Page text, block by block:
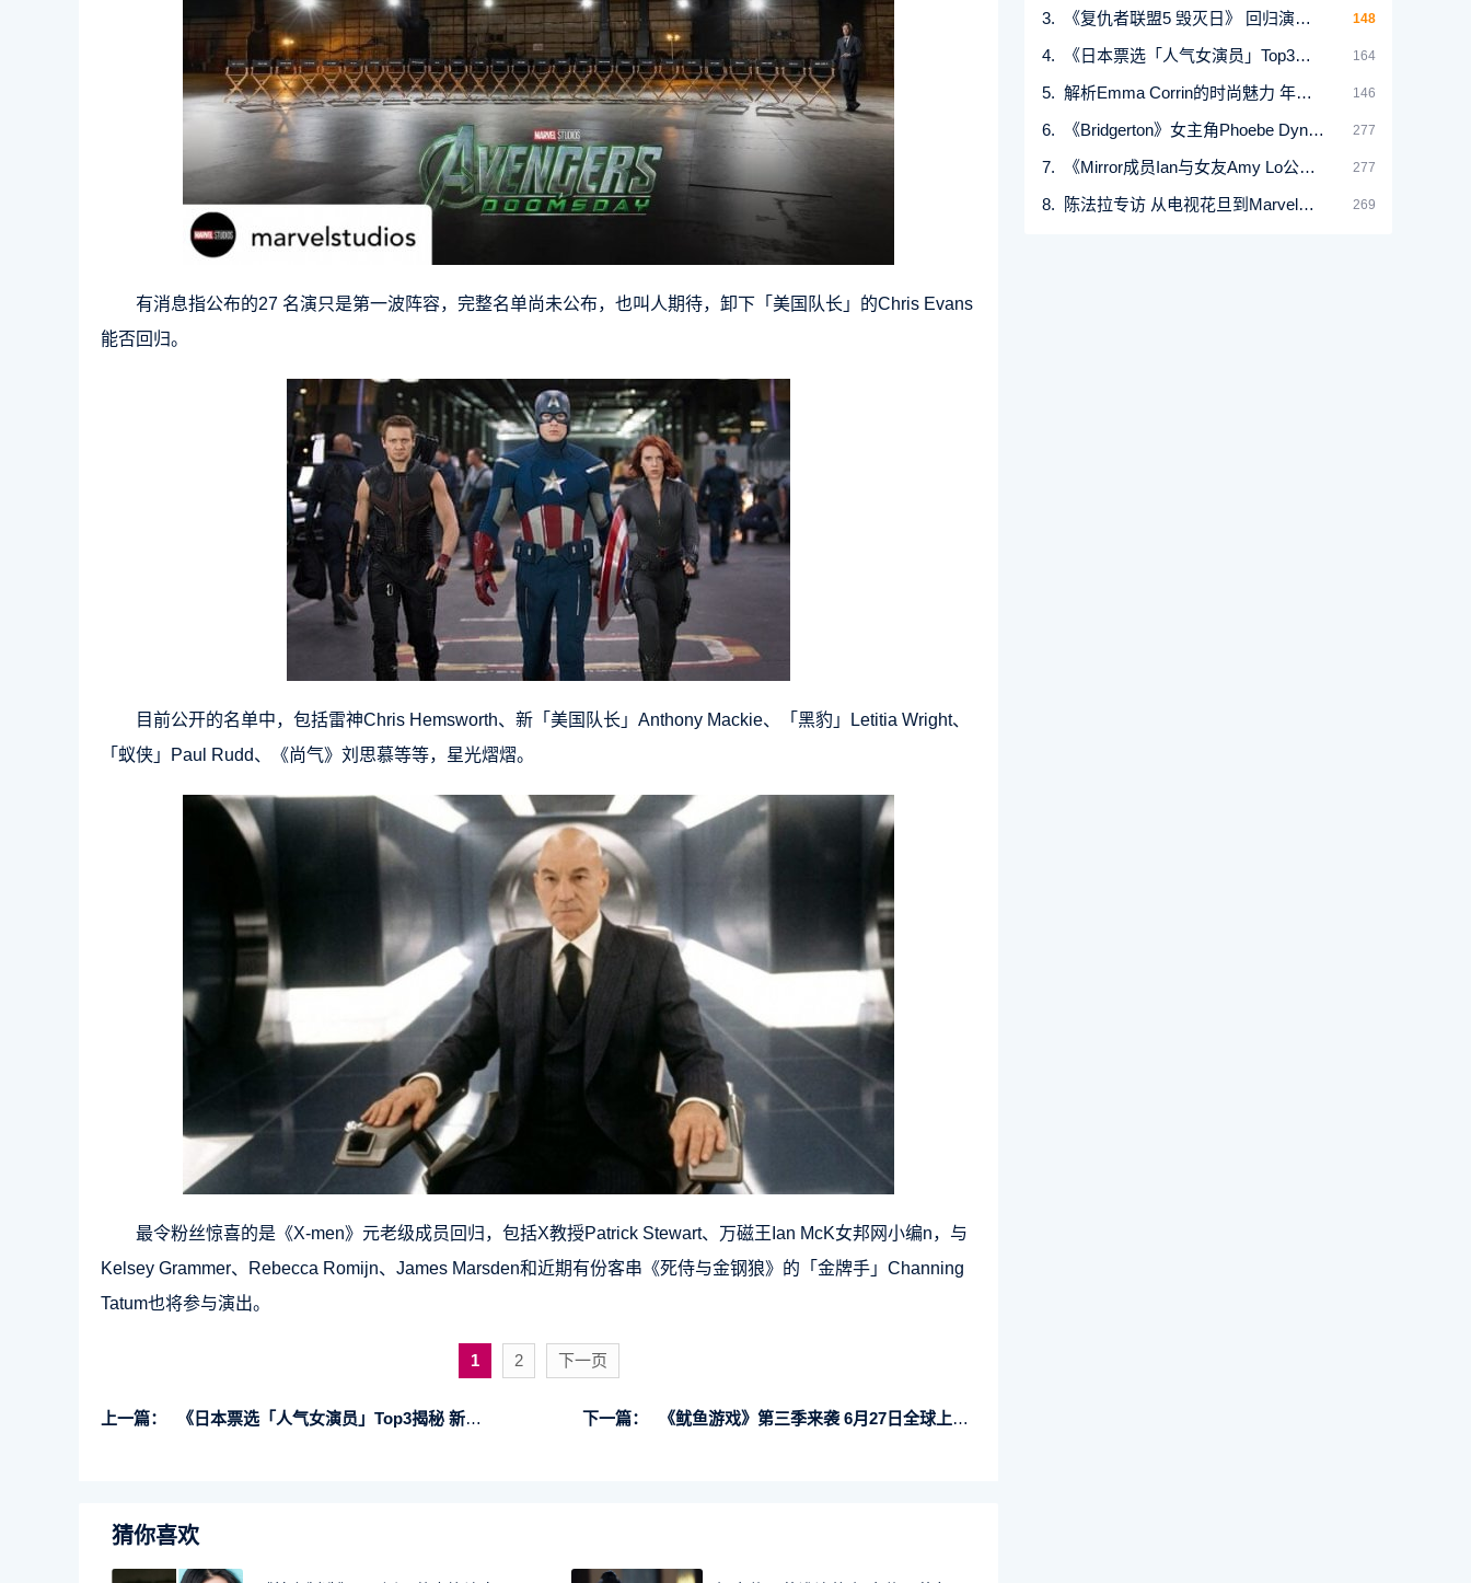
有消息指公布的27 名演只是第一波阵容，完整名单尚未公布，也叫人期待，卸下「美国队长」的Chris Evans
能否回归。
目前公开的名单中，包括雷神Chris Hemsworth、新「美国队长」Anthony Mackie、「黑豹」Letitia Wright、
「蚁侠」Paul Rudd、《尚气》刘思慕等等，星光熠熠。
最令粉丝惊喜的是《X-men》元老级成员回归，包括X教授Patrick Stewart、万磁王Ian McK女邦网小编n，与
Kelsey Grammer、Rebecca Romijn、James Marsden和近期有份客串《死侍与金钢狼》的「金牌手」Channing
Tatum也将参与演出。
1 2 下一页
上一篇： 《日本票选「人气女演员」Top3揭秘 新垣结衣居第二妆容心机大公开！》 下一篇： 《鱿鱼游戏》第三季来袭 6月27日全球上线+预告曝光
猜你喜欢
《复仇者联盟5 毁灭日》 回归演员阵容豪华 148
《日本票选「人气女演员」Top3揭秘 新垣结衣居第 164
解析Emma Corrin的时尚魅力 年轻戴安娜王妃气质的 146
《Bridgerton》女主角Phoebe Dynevor 优雅美貌与演艺之 277
《Mirror成员Ian与女友Amy Lo公开恋情模特转型演员 277
陈法拉专访 从电视花旦到Marvel演员遵从直觉追寻 269